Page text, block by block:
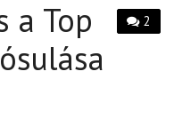
2
a Top